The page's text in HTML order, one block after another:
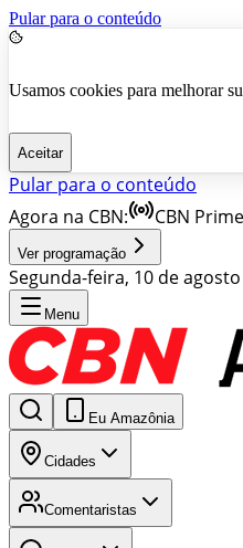
Pular para o conteúdo
Usamos cookies para melhorar
Aceitar
Pular para o conteúdo
Agora na CBN:
CBN
Ver programação
Segunda-feira, 10 de
Menu
Eu Amazônia
Cidades
Comentaristas